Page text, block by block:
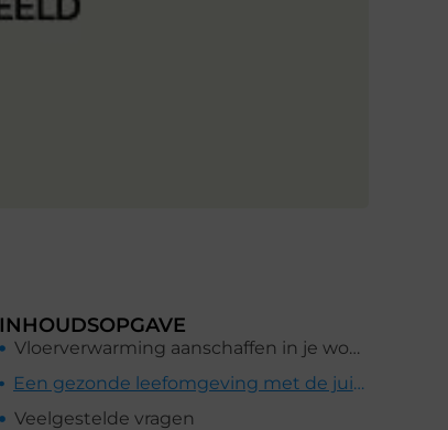
INHOUDSOPGAVE
Vloerverwarming aanschaffen in je woning
Een gezonde leefomgeving met de juiste ventilatie
Veelgestelde vragen